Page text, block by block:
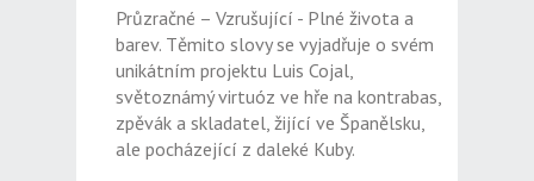
Průzračné – Vzrušující - Plné života a
barev. Těmito slovy se vyjadřuje o svém
unikátním projektu Luis Cojal,
světoznámý virtuóz ve hře na kontrabas,
zpěvák a skladatel, žijící ve Španělsku,
ale pocházející z daleké Kuby.